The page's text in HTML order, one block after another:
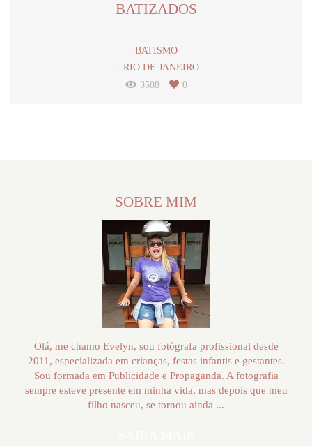
BATIZADOS
BATISMO
RIO DE JANEIRO
3588
0
SOBRE MIM
Olá, me chamo Evelyn, sou fotógrafa profissional desde
2011, especializada em crianças, festas infantis e gestantes.
Sou formada em Publicidade e Propaganda. A fotografia
sempre esteve presente em minha vida, mas depois que meu
filho nasceu, se tornou ainda ...